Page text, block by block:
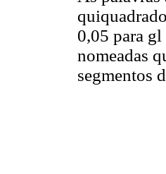
0,05 para gl
nomeadas
segmentos